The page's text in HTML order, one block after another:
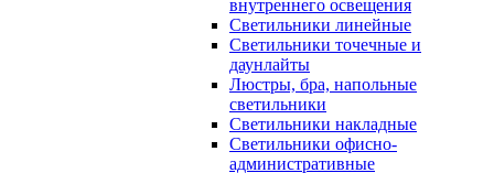
внутреннего освещения
Светильники линейные
Светильники точечные и
даунлайты
Люстры, бра, напольные
светильники
Светильники накладные
Светильники офисно-
административные